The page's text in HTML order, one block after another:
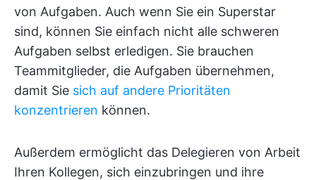
von Aufgaben. Auch wenn Sie ein Superstar
sind, können Sie einfach nicht alle schweren
Aufgaben selbst erledigen. Sie brauchen
Teammitglieder, die Aufgaben übernehmen,
damit Sie sich auf andere Prioritäten
konzentrieren können.
Außerdem ermöglicht das Delegieren von Arbeit
Ihren Kollegen, sich einzubringen und ihre